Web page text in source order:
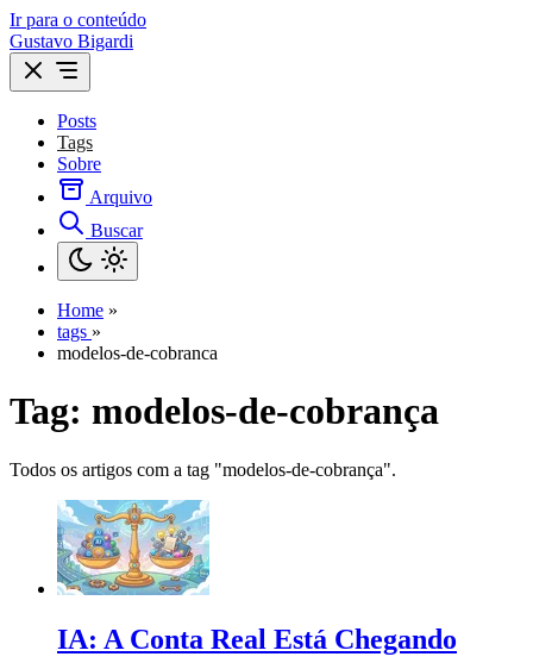
Ir para o conteúdo
Gustavo Bigardi
Posts
Tags
Sobre
Arquivo
Buscar
Home »
tags »
modelos-de-cobranca
Tag: modelos-de-cobrança
Todos os artigos com a tag "modelos-de-cobrança".
IA: A Conta Real Está Chegando